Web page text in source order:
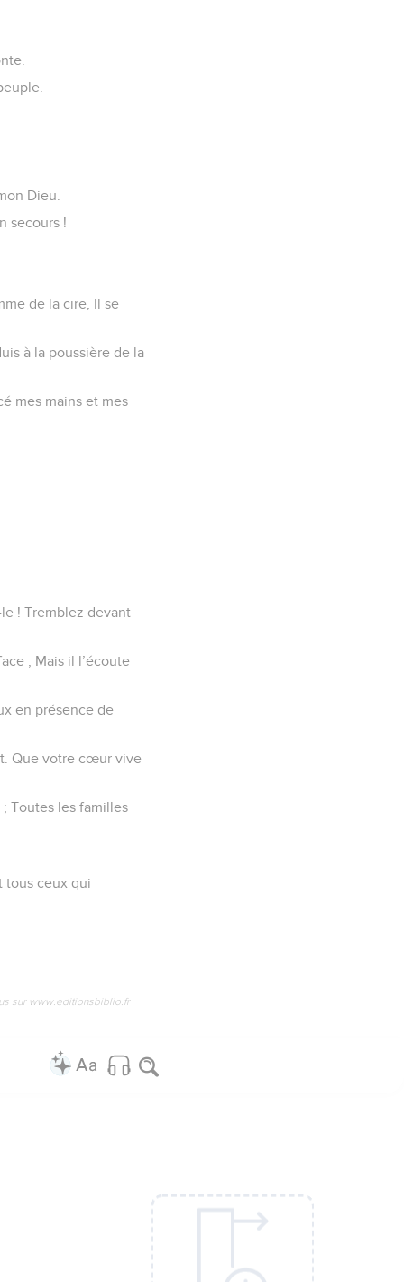
Dieu.
secours !
de la cire, Il se
à la poussière de la
mes mains et mes
! Tremblez devant
; Mais il l’écoute
en présence de
Que votre cœur vive
Toutes les familles
tous ceux qui
sur www.editionsbiblio.fr